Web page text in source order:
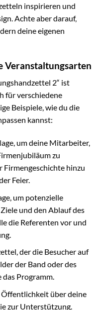
inspirieren und
Achte aber darauf,
deine eigenen
Veranstaltungsarten
2“ ist
für verschiedene
Beispiele, wie du die
kannst:
um deine Mitarbeiter,
zu
Firmengeschichte hinzu
Feier.
um potenzielle
und den Ablauf des
die Referenten vor und
der die Besucher auf
der Band oder des
Programm.
über deine
zur Unterstützung.